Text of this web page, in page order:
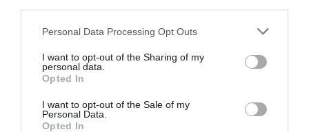
Personal Data Processing Opt Outs
I want to opt-out of the Sharing of my
personal data.
Opted In
I want to opt-out of the Sale of my
Personal Data.
Opted In